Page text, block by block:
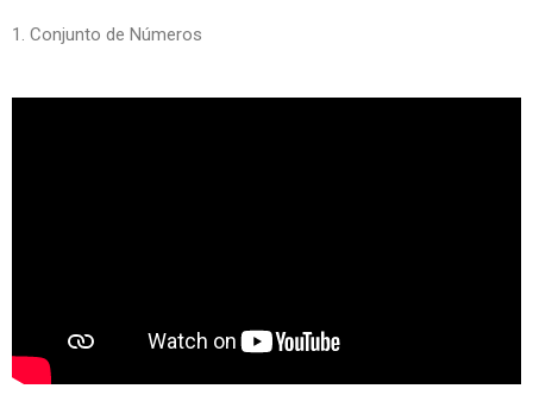
1. Conjunto de Números